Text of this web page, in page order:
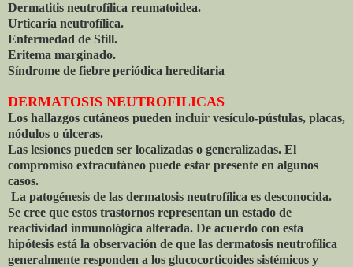
Dermatitis neutrofílica reumatoidea.
Urticaria neutrofílica.
Enfermedad de Still.
Eritema marginado.
Síndrome de fiebre periódica hereditaria
DERMATOSIS NEUTROFILICAS
Los hallazgos cutáneos pueden incluir vesículo-pústulas, placas,
nódulos o úlceras.
Las lesiones pueden ser localizadas o generalizadas. El
compromiso extracutáneo puede estar presente en algunos
casos.
La patogénesis de las dermatosis neutrofílica es desconocida.
Se cree que estos trastornos representan un estado de
reactividad inmunológica alterada. De acuerdo con esta
hipótesis está la observación de que las dermatosis neutrofílica
generalmente responden a los glucocorticoides sistémicos y